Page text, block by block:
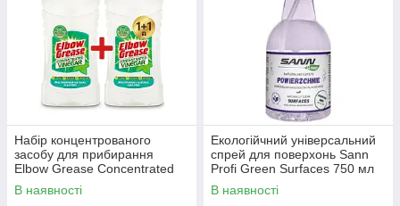
Набір концентрованого
засобу для прибирання
Elbow Grease Concentrated
Vinegar 750 мл + 750 мл (1+1
у подарунок)
В наявності
Екологійчний універсальний
спрей для поверхонь Sann
Profi Green Surfaces 750 мл
В наявності